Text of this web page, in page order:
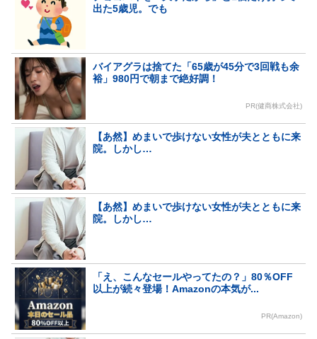
出た5歳児。でも
バイアグラは捨てた「65歳が45分で3回戦も余
裕」980円で朝まで絶好調！
PR(健商株式会社)
【あ然】めまいで歩けない女性が夫とともに来
院。しかし…
【あ然】めまいで歩けない女性が夫とともに来
院。しかし…
「え、こんなセールやってたの？」80％OFF
以上が続々登場！Amazonの本気が...
PR(Amazon)